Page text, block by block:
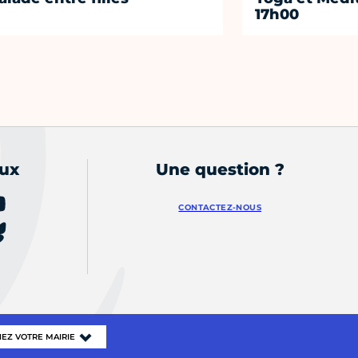
17h00
Une question ?
CONTACTEZ-NOUS